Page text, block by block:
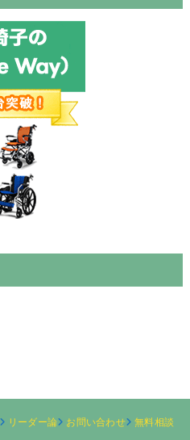
リーダー論 お問い合わせ 無料相談